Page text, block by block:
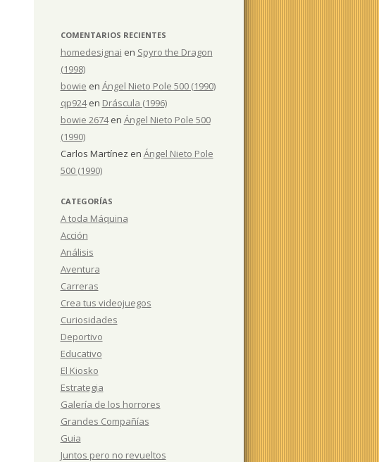
COMENTARIOS RECIENTES
homedesignai en Spyro the Dragon
(1998)
bowie en Ángel Nieto Pole 500 (1990)
qp924en Dráscula (1996)
bowie 2674en Ángel Nieto Pole 500
(1990)
Carlos Martínez en Ángel Nieto Pole
500 (1990)
CATEGORÍAS
A toda Máquina
Acción
Análisis
Aventura
Carreras
Crea tus videojuegos
Curiosidades
Deportivo
Educativo
El Kiosko
Estrategia
Galería de los horrores
Grandes Compañías
Guia
Juntos pero no revueltos